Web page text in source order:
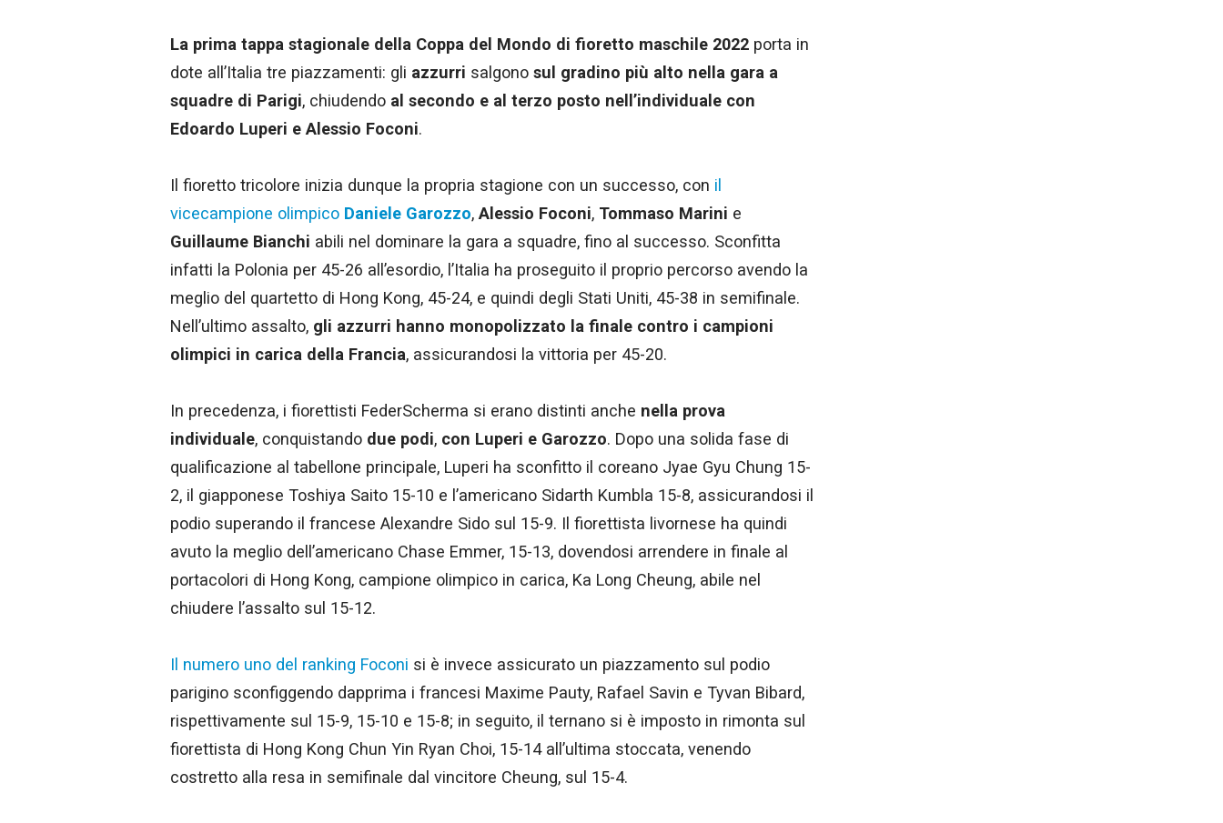
La prima tappa stagionale della Coppa del Mondo di fioretto maschile 2022 porta in
dote all’Italia tre piazzamenti: gli azzurri salgono sul gradino più alto nella gara a
squadre di Parigi, chiudendo al secondo e al terzo posto nell’individuale con
Edoardo Luperi e Alessio Foconi.
Il fioretto tricolore inizia dunque la propria stagione con un successo, con il
vicecampione olimpico Daniele Garozzo, Alessio Foconi, Tommaso Marini e
Guillaume Bianchi abili nel dominare la gara a squadre, fino al successo. Sconfitta
infatti la Polonia per 45-26 all’esordio, l’Italia ha proseguito il proprio percorso avendo la
meglio del quartetto di Hong Kong, 45-24, e quindi degli Stati Uniti, 45-38 in semifinale.
Nell’ultimo assalto, gli azzurri hanno monopolizzato la finale contro i campioni
olimpici in carica della Francia, assicurandosi la vittoria per 45-20.
In precedenza, i fiorettisti FederScherma si erano distinti anche nella prova
individuale, conquistando due podi, con Luperi e Garozzo. Dopo una solida fase di
qualificazione al tabellone principale, Luperi ha sconfitto il coreano Jyae Gyu Chung 15-
2, il giapponese Toshiya Saito 15-10 e l’americano Sidarth Kumbla 15-8, assicurandosi il
podio superando il francese Alexandre Sido sul 15-9. Il fiorettista livornese ha quindi
avuto la meglio dell’americano Chase Emmer, 15-13, dovendosi arrendere in finale al
portacolori di Hong Kong, campione olimpico in carica, Ka Long Cheung, abile nel
chiudere l’assalto sul 15-12.
Il numero uno del ranking Foconi si è invece assicurato un piazzamento sul podio
parigino sconfiggendo dapprima i francesi Maxime Pauty, Rafael Savin e Tyvan Bibard,
rispettivamente sul 15-9, 15-10 e 15-8; in seguito, il ternano si è imposto in rimonta sul
fiorettista di Hong Kong Chun Yin Ryan Choi, 15-14 all’ultima stoccata, venendo
costretto alla resa in semifinale dal vincitore Cheung, sul 15-4.